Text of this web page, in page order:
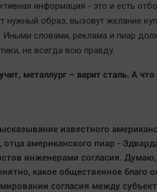
информация - это и есть
нужный образ, вызовут желание
Иными словами, реклама и пиар
не всегда всю правду.
металлург – варит сталь. А
известного
отца американского пиар -
инженерами согласия.
какое общественное благо
согласия между